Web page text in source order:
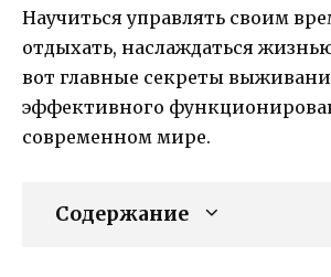
Научиться управлять своим
отдыхать, наслаждаться
вот главные секреты
эффективного
современном мире.
Содержание